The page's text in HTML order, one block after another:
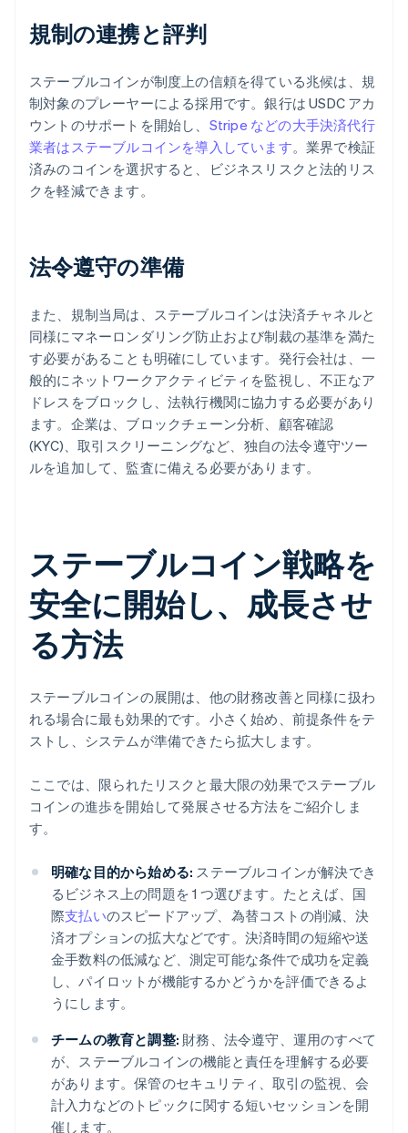
規制の連携と評判
ステーブルコインが制度上の信頼を得ている兆候は、規
制対象のプレーヤーによる採用です。銀行は USDC アカ
ウントのサポートを開始し、 Stripe などの大手決済代行
業者はステーブルコインを導入しています。業界で検証
済みのコインを選択すると、ビジネスリスクと法的リス
クを軽減できます。
法令遵守の準備
また、規制当局は、ステーブルコインは決済チャネルと
同様にマネーロンダリング防止および制裁の基準を満た
す必要があることも明確にしています。発行会社は、一
般的にネットワークアクティビティを監視し、不正なア
ドレスをブロックし、法執行機関に協力する必要があり
ます。企業は、ブロックチェーン分析、顧客確認
(KYC)、取引スクリーニングなど、独自の法令遵守ツー
ルを追加して、監査に備える必要があります。
ステーブルコイン戦略を
安全に開始し、成長させ
る方法
ステーブルコインの展開は、他の財務改善と同様に扱わ
れる場合に最も効果的です。小さく始め、前提条件をテ
ストし、システムが準備できたら拡大します。
ここでは、限られたリスクと最大限の効果でステーブル
コインの進歩を開始して発展させる方法をご紹介しま
す。
明確な目的から始める: ステーブルコインが解決でき
るビジネス上の問題を 1 つ選びます。たとえば、国
際支払いのスピードアップ、為替コストの削減、決
済オプションの拡大などです。決済時間の短縮や送
金手数料の低減など、測定可能な条件で成功を定義
し、パイロットが機能するかどうかを評価できるよ
うにします。
チームの教育と調整: 財務、法令遵守、運用のすべて
が、ステーブルコインの機能と責任を理解する必要
があります。保管のセキュリティ、取引の監視、会
計入力などのトピックに関する短いセッションを開
催します。